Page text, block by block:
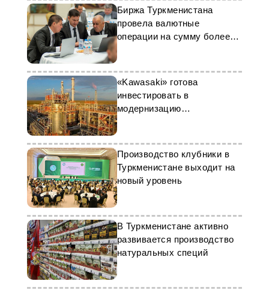
Биржа Туркменистана
провела валютные
операции на сумму более
$38 млн
«Kawasaki» готова
инвестировать в
модернизацию
промышленности
Туркменистана
Производство клубники в
Туркменистане выходит на
новый уровень
В Туркменистане активно
развивается производство
натуральных специй